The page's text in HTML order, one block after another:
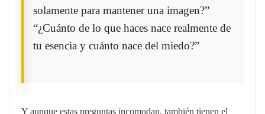
solamente para mantener una imagen?”
“¿Cuánto de lo que haces nace realmente de
tu esencia y cuánto nace del miedo?”
Y aunque estas preguntas incomodan, también tienen el